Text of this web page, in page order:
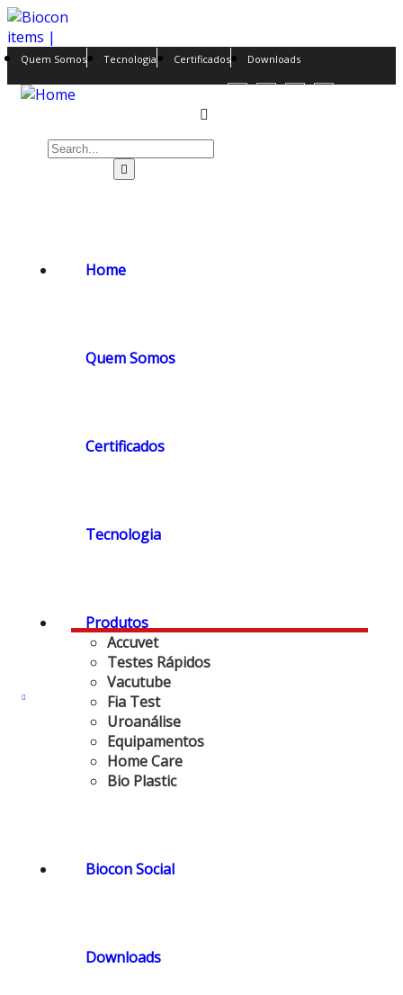
items |
Quem Somos Tecnologia Certificados Downloads
Siga a Biocon nas redes sociais
Home
Quem Somos
Certificados
Tecnologia
Produtos
Accuvet
Testes Rápidos
Vacutube
Fia Test
Uroanálise
Equipamentos
Home Care
Bio Plastic
Biocon Social
Downloads